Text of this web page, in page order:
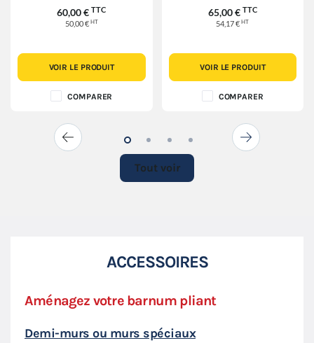
60,00 € TTC
50,00 € HT
VOIR LE PRODUIT
COMPARER
65,00 € TTC
54,17 €HT
VOIR LE PRODUIT
COMPARER
Tout voir
ACCESSOIRES
Aménagez votre barnum pliant
Demi-murs ou murs spéciaux